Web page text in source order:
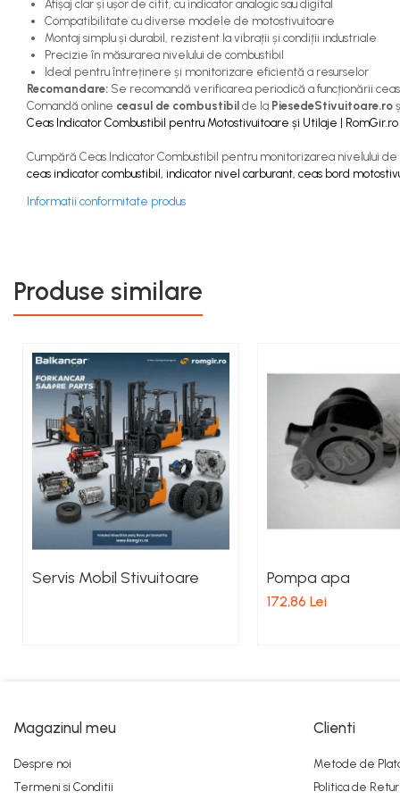
Capete de Bară Motostivuitor
Caseta Directie
Cilindrii Directie
Fuzete Stivuitor
Piese Directie Stivuitoare
Pivoți Direcție
Sistem Electric
Alternatoare Motostivuitor
Bujii Motostivuitoare
Piese Electrice Motostivuitor
Sistem Franare
Frana de Mana
Piese Frane Stivuitor
Pistoane Frana
Placute de Frana
Pompe Frana
Saboti Frana
Tamburi Frana
Sistem Hidraulic
Pompe Hidraulice
Termostate Răcire
Afișaj clar și ușor de citit, cu indicator analogic sau digital
Compatibilitate cu diverse modele de motostivuitoare
Montaj simplu și durabil, rezistent la vibrații și condiții industriale
Precizie în măsurarea nivelului de combustibil
Ideal pentru întreținere și monitorizare eficientă a resurselor
Recomandare: Se recomandă verificarea periodică a funcționării
Comandă online ceasul de combustibil de la PiesedeStivuitoare.ro
Ceas Indicator Combustibil pentru Motostivuitoare și Utilaje | RomGir.ro
Cumpără Ceas Indicator Combustibil pentru monitorizarea nivelului
ceas indicator combustibil, indicator nivel carburant, ceas bord
Informatii conformitate produs
Produse similare
Servis Mobil Stivuitoare Pompa apa
172,86 Lei
Magazinul meu
Despre noi
Termeni si Conditii
Clienti
Metode de
Politica de Retur